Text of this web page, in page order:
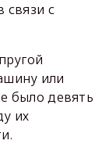
связи с
или
было девять
их